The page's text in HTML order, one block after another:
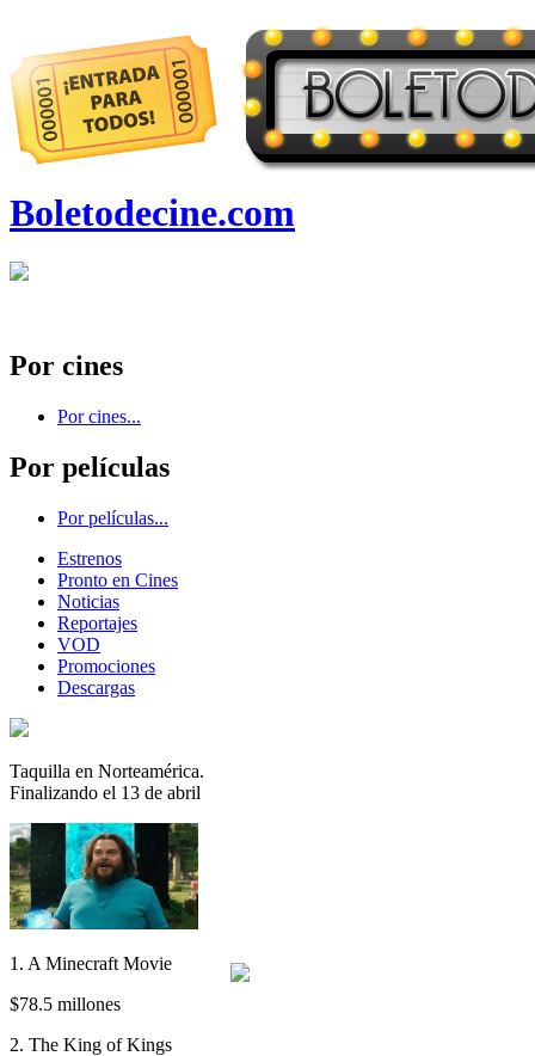
Boletodecine.com
Por cines
Por cines...
Por películas
Por películas...
Estrenos
Pronto en Cines
Noticias
Reportajes
VOD
Promociones
Descargas
Taquilla en Norteamérica.
Finalizando el 13 de abril
1. A Minecraft Movie
$78.5 millones
2. The King of Kings